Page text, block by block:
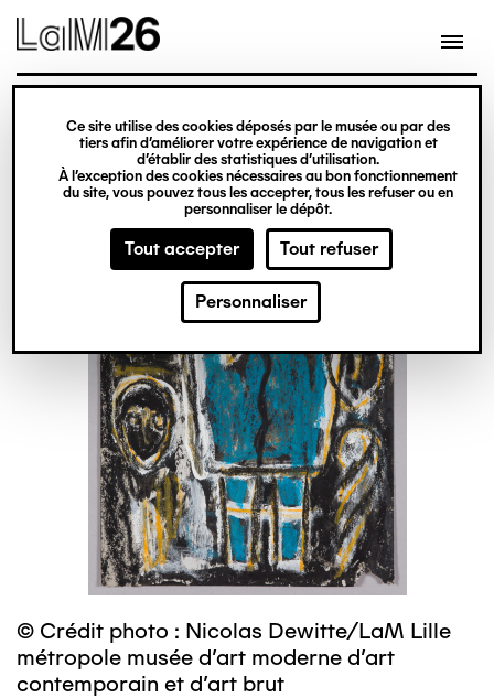
Gestion des cookies
Ce site utilise des cookies déposés par le musée ou par des
tiers afin d’améliorer votre expérience de navigation et
d’établir des statistiques d’utilisation.
À l’exception des cookies nécessaires au bon fonctionnement
du site, vous pouvez tous les accepter, tous les refuser ou en
personnaliser le dépôt.
Tout accepter Tout refuser
Personnaliser
contenu
© Crédit photo : Nicolas Dewitte/LaM Lille
métropole musée d’art moderne d’art
contemporain et d’art brut